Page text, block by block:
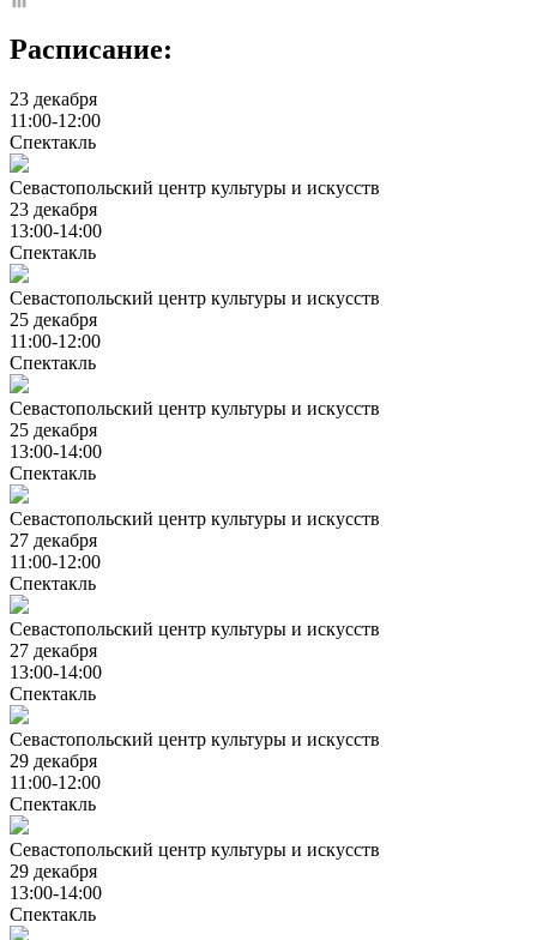
Расписание:
23 декабря
11:00-12:00
Спектакль
Севастопольский центр культуры и искусств
23 декабря
13:00-14:00
Спектакль
Севастопольский центр культуры и искусств
25 декабря
11:00-12:00
Спектакль
Севастопольский центр культуры и искусств
25 декабря
13:00-14:00
Спектакль
Севастопольский центр культуры и искусств
27 декабря
11:00-12:00
Спектакль
Севастопольский центр культуры и искусств
27 декабря
13:00-14:00
Спектакль
Севастопольский центр культуры и искусств
29 декабря
11:00-12:00
Спектакль
Севастопольский центр культуры и искусств
29 декабря
13:00-14:00
Спектакль